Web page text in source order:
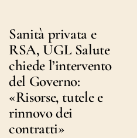
Sanità privata e
RSA, UGL Salute
chiede l’intervento
del Governo:
«Risorse, tutele e
rinnovo dei
contratti»